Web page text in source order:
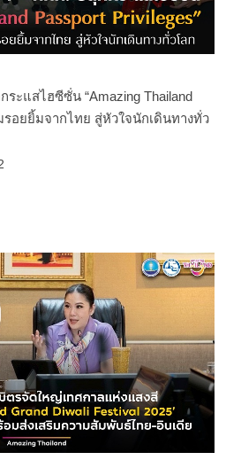
ระแสไฮซีซั่น “Amazing Thailand
รอยยิ้มจากไทย สู่หัวใจนักเดินทางทั่ว